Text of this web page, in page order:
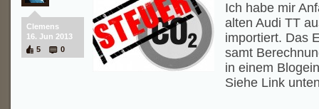
Clemens
16. Jun 2013
5
0
Ich habe mir
alten Audi TT
importiert. Das
samt
in einem
Siehe Link